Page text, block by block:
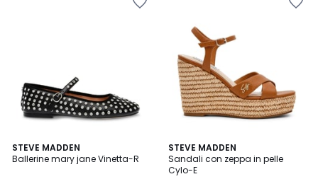
STEVE MADDEN
Ballerine mary jane Vinetta-R
5
/
STEVE MADDEN
Sandali con zeppa in pelle
Cylo-E
2
Colori